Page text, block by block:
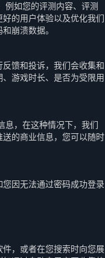
例如您的评测内容、评测
的用户体验以及优化我们
崩溃数据。
馈和投诉，我们会收集和
游戏时长、是否为受限用
息，在这种情况下，我们
的商业信息，您可以随时
因无法通过密码成功登录
，或者在您搜索时向您展